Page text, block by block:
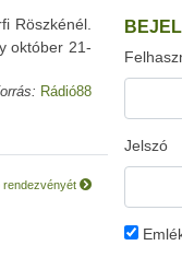
Röszkénél.
október 21-
Rádió88
rendezvényét
Jelszó